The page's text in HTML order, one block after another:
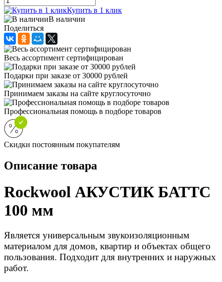
Купить в 1 клик
В наличии
Поделиться
Весь ассортимент сертифицирован
Подарки при заказе от 30000 рублей
Принимаем заказы на сайте круглосуточно
Профессиональная помощь в подборе товаров
Скидки постоянным покупателям
Описание товара
Rockwool АКУСТИК БАТТС
100 мм
Является универсальным звукоизоляционным
материалом для домов, квартир и объектах общего
пользования. Подходит для внутренних и наружных
работ.